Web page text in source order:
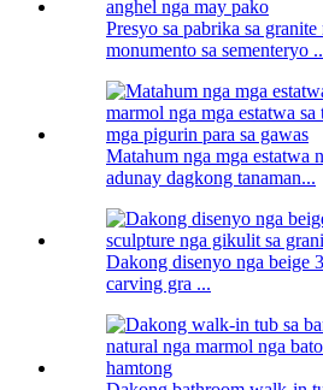
Presyo sa pabrika sa
monumento sa sementeryo
Matahum nga mga estatwa
adunay dagkong tanaman...
Dakong disenyo nga beige
carving gra ...